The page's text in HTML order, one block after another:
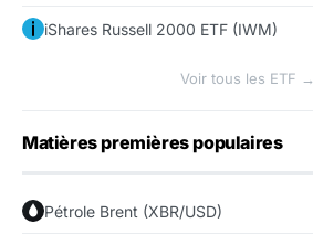
iShares Russell 2000 ETF (IWM)
Voir tous les ETF →
Matières premières populaires
Pétrole Brent (XBR/USD)